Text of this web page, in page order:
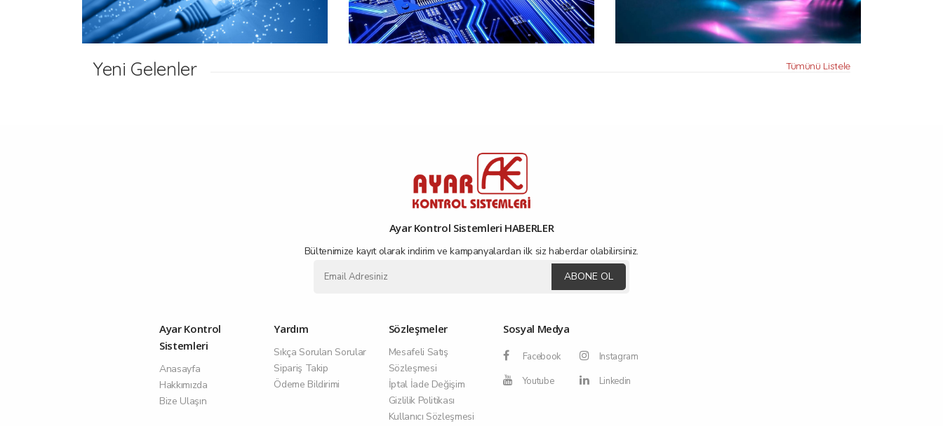
Yeni Gelenler Tümünü Listele
Ayar Kontrol Sistemleri HABERLER
Bültenimize kayıt olarak indirim ve kampanyalardan ilk siz haberdar olabilirsiniz.
ABONE OL
Ayar Kontrol
Sistemleri
Anasayfa
Hakkımızda
Bize Ulaşın
Yardım
Sıkça Sorulan Sorular
Sipariş Takip
Ödeme Bildirimi
Sözleşmeler
Mesafeli Satış
Sözleşmesi
İptal İade Değişim
Gizlilik Politikası
Kullanıcı Sözleşmesi
Sosyal Medya
Facebook
Instagram
Youtube
Linkedin